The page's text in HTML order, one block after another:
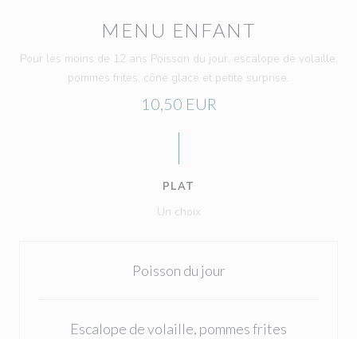
MENU ENFANT
Pour les moins de 12 ans Poisson du jour, escalope de volaille,
pommes frites, cône glacé et petite surprise.
10,50 EUR
PLAT
Un choix
Poisson du jour
Escalope de volaille, pommes frites